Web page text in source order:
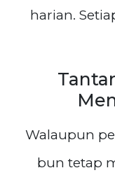
harian.
Walaupun
bun tetap